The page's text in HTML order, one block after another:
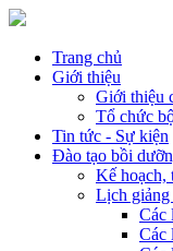
Trang chủ
Giới thiệu
Giới thiệu
Tổ chức
Tin tức - Sự kiện
Đào tạo bồi
Kế hoạch,
Lịch giảng
Các
Các